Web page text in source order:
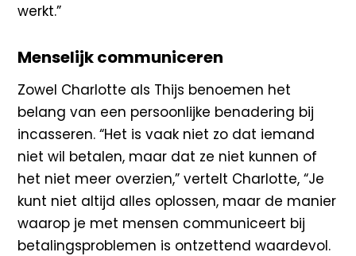
werkt.”
Menselijk communiceren
Zowel Charlotte als Thijs benoemen het
belang van een persoonlijke benadering bij
incasseren. “Het is vaak niet zo dat iemand
niet wil betalen, maar dat ze niet kunnen of
het niet meer overzien,” vertelt Charlotte, “Je
kunt niet altijd alles oplossen, maar de manier
waarop je met mensen communiceert bij
betalingsproblemen is ontzettend waardevol.